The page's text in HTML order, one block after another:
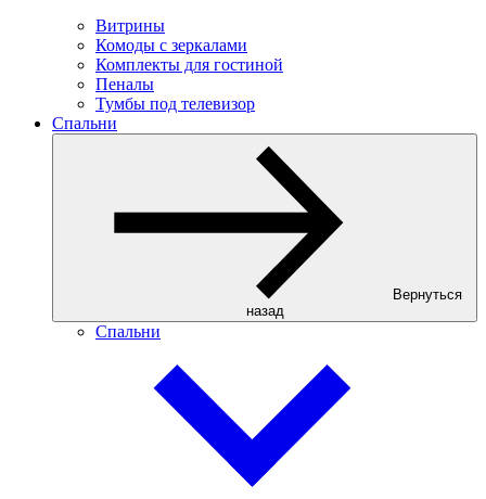
Витрины
Комоды с зеркалами
Комплекты для гостиной
Пеналы
Тумбы под телевизор
Спальни
Вернуться
назад
Спальни